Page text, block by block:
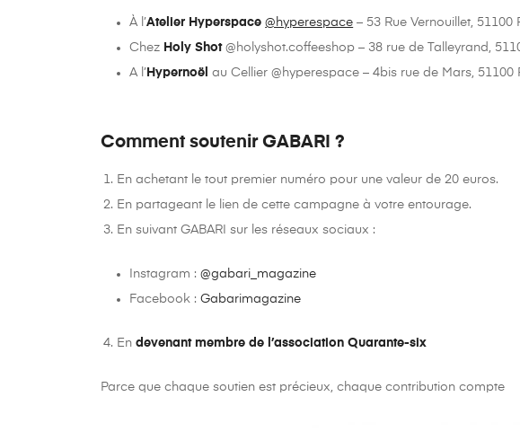
À l’Atelier Hyperspace @hyperespace – 53 Rue Vernouillet, 51100
Chez Holy Shot@holyshot.coffeeshop – 38 rue de Talleyrand,
A l’ Hypernoël au Cellier @hyperespace – 4bis rue de Mars, 51100
Comment soutenir GABARI ?
En achetant le tout premier numéro pour une valeur de 20 euros.
En partageant le lien de cette campagne à votre entourage.
En suivant GABARI sur les réseaux sociaux :
Instagram :@gabari_magazine
Facebook :Gabarimagazine
Endevenant membre de l’association Quarante-six
Parce que chaque soutien est précieux, chaque contribution compte